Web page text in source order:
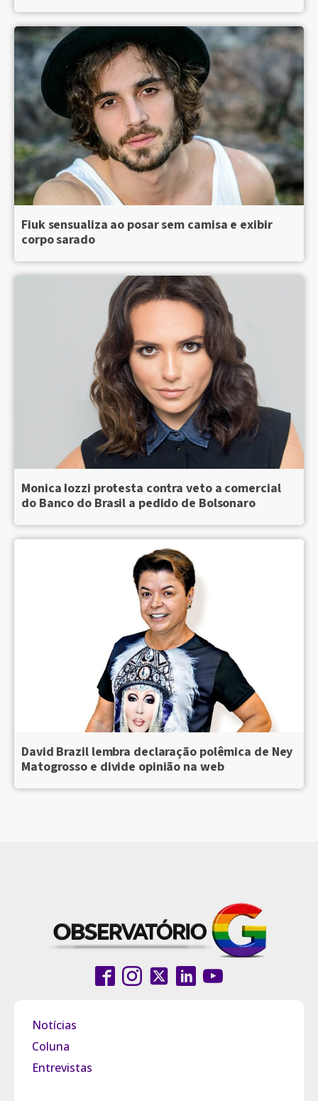
Fiuk sensualiza ao posar sem camisa e exibir
corpo sarado
Monica Iozzi protesta contra veto a comercial
do Banco do Brasil a pedido de Bolsonaro
David Brazil lembra declaração polêmica de Ney
Matogrosso e divide opinião na web
Notícias
Coluna
Entrevistas